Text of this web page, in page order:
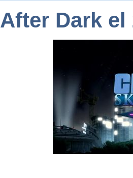
After Dark el